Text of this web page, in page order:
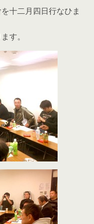
十二月四日行なひま
す。